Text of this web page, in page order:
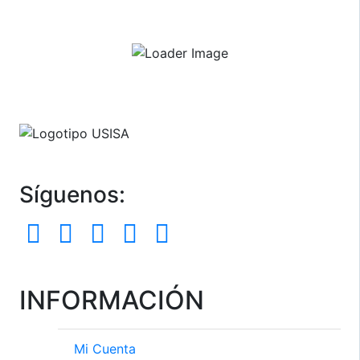
Síguenos:
INFORMACIÓN
Mi Cuenta